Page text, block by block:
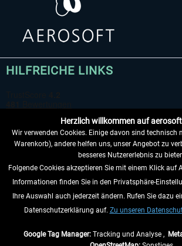
HILFREICHE LINKS
VERTRAG WIDERRUFEN
INFORMATIONEN
Herzlich willkommen auf
Wir verwenden Cookies. Einige davon sind technisch
Warenkorb), andere helfen uns, unser Angebot zu
besseres Nutzererlebnis zu
Folgende Cookies akzeptieren Sie mit einem Klick auf
Informationen finden Sie in den Privatsphäre-
Ihre Auswahl auch jederzeit ändern. Rufen Sie dazu
Datenschutzerklärung auf. Zu unseren
Google Tag Manager:Tracking und Analyse ,